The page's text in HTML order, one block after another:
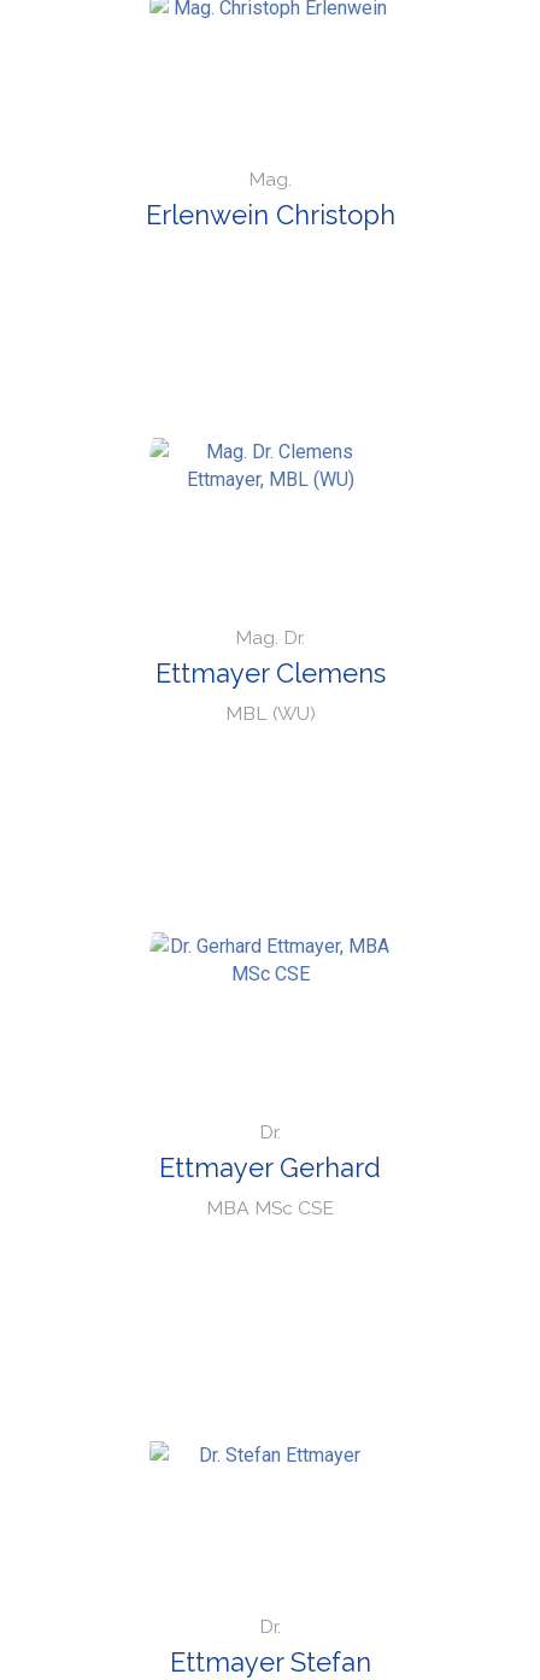
Mag.
Erlenwein Christoph
Mag. Dr.
Ettmayer Clemens
MBL (WU)
Dr.
Ettmayer Gerhard
MBA MSc CSE
Dr.
Ettmayer Stefan